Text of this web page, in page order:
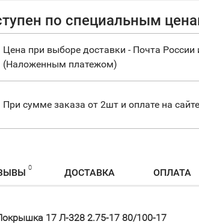
по специальным
Цена при выборе доставки - Почта России
(Наложенным платежом)
При сумме заказа от 2шт и оплате на сайте
0 ДОСТАВКА ОПЛАТА
17 Л-328 2.75-17 80/100-17